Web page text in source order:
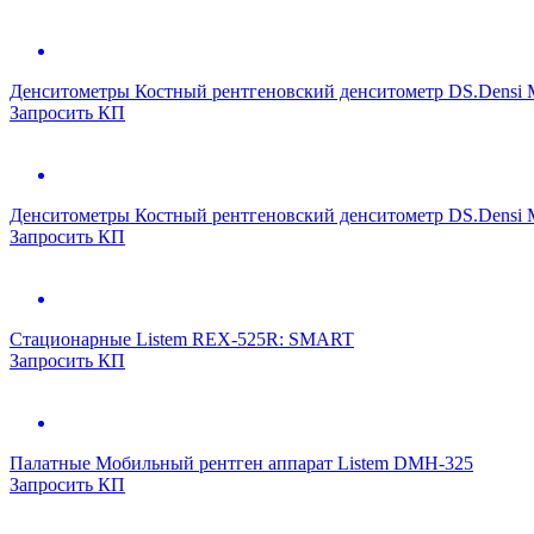
Денситометры Костный рентгеновский денситометр DS.Densi
Запросить КП
Денситометры Костный рентгеновский денситометр DS.Densi
Запросить КП
Стационарные Listem REX-525R: SMART
Запросить КП
Палатные Мобильный рентген аппарат Listem DMH-325
Запросить КП